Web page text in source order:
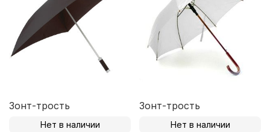
Зонт-трость
Нет в наличии
Зонт-трость
Нет в наличии